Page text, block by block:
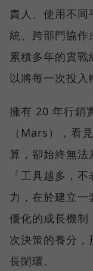
責人、使用不同
統、跨部門協作
累積多年的實
以將每一次投入
擁有 20 年行銷
（Mars），看
算，卻始終無法
「工具越多，
力，在於建立
優化的成長機制
次決策的養分
長閉環。